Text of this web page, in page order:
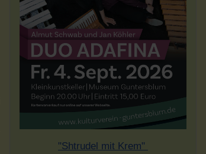
"Shtrudel mit Krem"